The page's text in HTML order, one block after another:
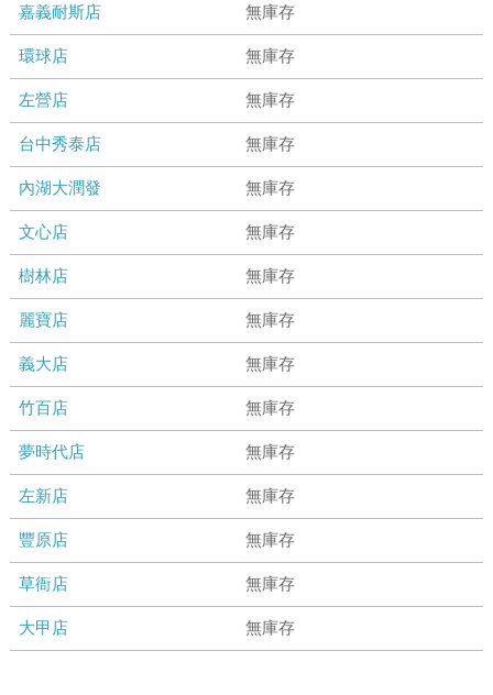
嘉義耐斯店 無庫存
環球店 無庫存
左營店 無庫存
台中秀泰店 無庫存
內湖大潤發 無庫存
文心店 無庫存
樹林店 無庫存
麗寶店 無庫存
義大店 無庫存
竹百店 無庫存
夢時代店 無庫存
左新店 無庫存
豐原店 無庫存
草衙店 無庫存
大甲店 無庫存